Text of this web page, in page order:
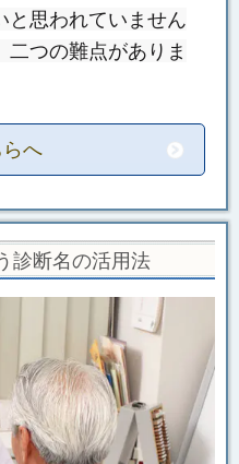
と思われていません
つの難点がありま
へ
診断名の活用法